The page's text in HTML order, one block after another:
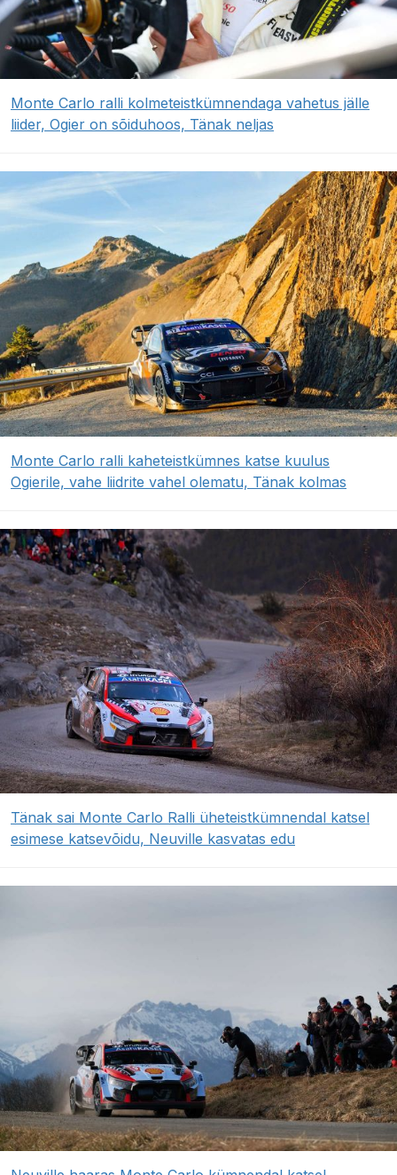
Monte Carlo ralli kolmeteistkümnendaga vahetus jälle
liider, Ogier on sõiduhoos, Tänak neljas
Monte Carlo ralli kaheteistkümnes katse kuulus
Ogierile, vahe liidrite vahel olematu, Tänak kolmas
Tänak sai Monte Carlo Ralli üheteistkümnendal katsel
esimese katsevõidu, Neuville kasvatas edu